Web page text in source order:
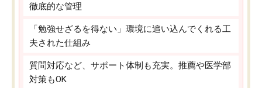
徹底的な管理
「勉強せざるを得ない」環境に追い込んでくれる工
夫された仕組み
質問対応など、サポート体制も充実。推薦や医学部
対策もOK